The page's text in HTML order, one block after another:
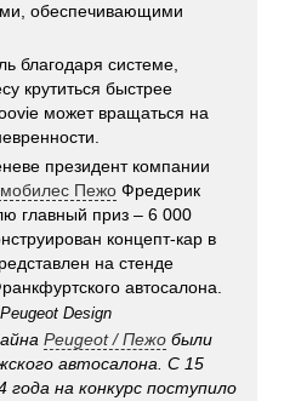
обеспечивающими
благодаря системе,
крутиться быстрее
может вращаться на
президент компании
Пежо Фредерик
главный приз – 6 000
концепт-кар в
на стенде
автосалона.
Design
Peugeot / Пежо были
автосалона. С 15
года на конкурс поступило